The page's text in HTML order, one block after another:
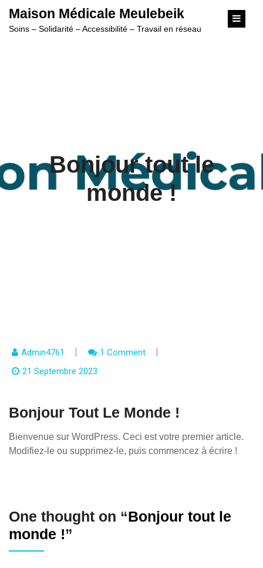
Maison Médicale Meulebeik
Soins – Solidarité – Accessibilité – Travail en réseau
Bonjour tout le
monde !
Admin4761
1 Comment
21 Septembre 2023
Bonjour Tout Le Monde !
Bienvenue sur WordPress. Ceci est votre premier article.
Modifiez-le ou supprimez-le, puis commencez à écrire !
One thought on “Bonjour tout le
monde !”